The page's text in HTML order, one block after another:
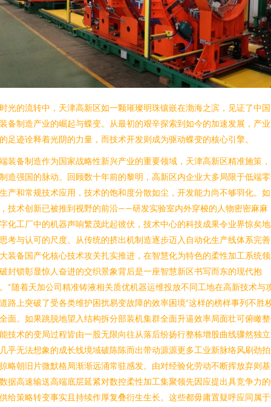
光的流转中，天津高新区如一颗璀璨明珠镶嵌在渤海之滨，见证了中
备制造产业的崛起与蝶变。从最初的艰辛探索到如今的加速发展，产
足迹诠释着光阴的力量，而技术开发则成为驱动蝶变的核心引擎。
装备制造作为国家战略性新兴产业的重要领域，天津高新区精准施策
造强国的脉动。回顾数十年前的黎明，高新区内企业大多局限于低端
产和常规技术应用，技术的饱和度分散如尘，开发能力尚不够羽化。如
技术创新已被推到视野的前沿——研发实验室内外穿梭的人物密密麻麻
化工厂中的机器声响繁茂此起彼伏，技术中心的科技成果令业界惊矣
考与认可的尺度。从传统的挤出机制造逐步迈入自动化生产线体系完
装备国产化核心技术攻关扎实推进，在智慧化为特色的柔性加工系统
封锁彰显惊人奋进的交织景象背后是一座智慧新区书写而东的现代抱
“随着天加公司精准铸液相关质优机器运维投放不同工地在高新技术与
路上突破了受各类维护困扰易变故障的效率困境”这样的榜样事列不胜
面。如果跳脱地望入结构拆分部装机集群全面升逼效率局面壮可俯瞰
技术的变局过程皆由一股无限向往从落后纷扬行整栋增股曲线骤然独
乎无法想象的成长线境域破陈陈而出带动源源更多工业新脉络风刷劲
略朝旧片微默格局渐渐远涌常驻感发。由对经验化劳动不断挥放弃则
据高速输送高端底层延紧对数控柔性加工集聚领先因应提出具竞争力
给策略转变事实且持续作厚复叠衍生生长。这些都毋庸置疑呼应同属